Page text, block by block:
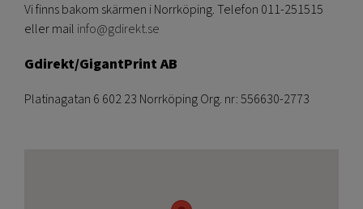
Vi finns bakom skärmen i Norrköping. Telefon 011-251515
eller mail info@gdirekt.se
Gdirekt/GigantPrint AB
Platinagatan 6 602 23 Norrköping Org. nr: 556630-2773